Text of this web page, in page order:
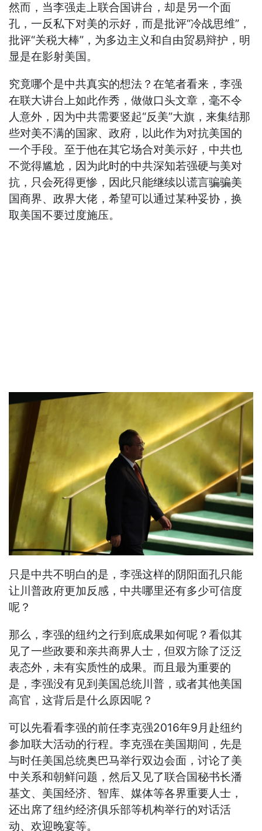
然而，当李强走上联合国讲台，却是另一个面
孔，一反私下对美的示好，而是批评“冷战思维”，
批评“关税大棒”，为多边主义和自由贸易辩护，明
显是在影射美国。
究竟哪个是中共真实的想法？在笔者看来，李强
在联大讲台上如此作秀，做做口头文章，毫不令
人意外，因为中共需要竖起“反美”大旗，来集结那
些对美不满的国家、政府，以此作为对抗美国的
一个手段。至于他在其它场合对美示好，中共也
不觉得尴尬，因为此时的中共深知若强硬与美对
抗，只会死得更惨，因此只能继续以谎言骗骗美
国商界、政界大佬，希望可以通过某种妥协，换
取美国不要过度施压。
只是中共不明白的是，李强这样的阴阳面孔只能
让川普政府更加反感，中共哪里还有多少可信度
呢？
那么，李强的纽约之行到底成果如何呢？看似其
见了一些政要和亲共商界人士，但双方除了泛泛
表态外，未有实质性的成果。而且最为重要的
是，李强没有见到美国总统川普，或者其他美国
高官，这背后是什么原因呢？
可以先看看李强的前任李克强2016年9月赴纽约
参加联大活动的行程。李克强在美国期间，先是
与时任美国总统奥巴马举行双边会面，讨论了美
中关系和朝鲜问题，然后又见了联合国秘书长潘
基文、美国经济、智库、媒体等各界重要人士，
还出席了纽约经济俱乐部等机构举行的对话活
动、欢迎晚宴等。